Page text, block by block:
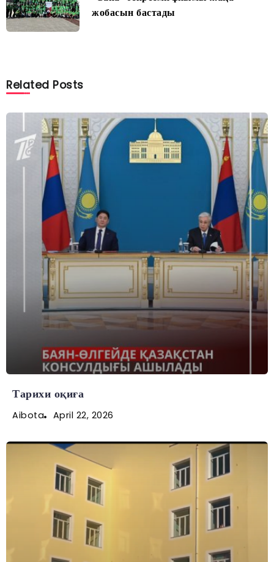
жобасын бастады
Related Posts
Тарихи оқиға
Aibota April 22, 2026